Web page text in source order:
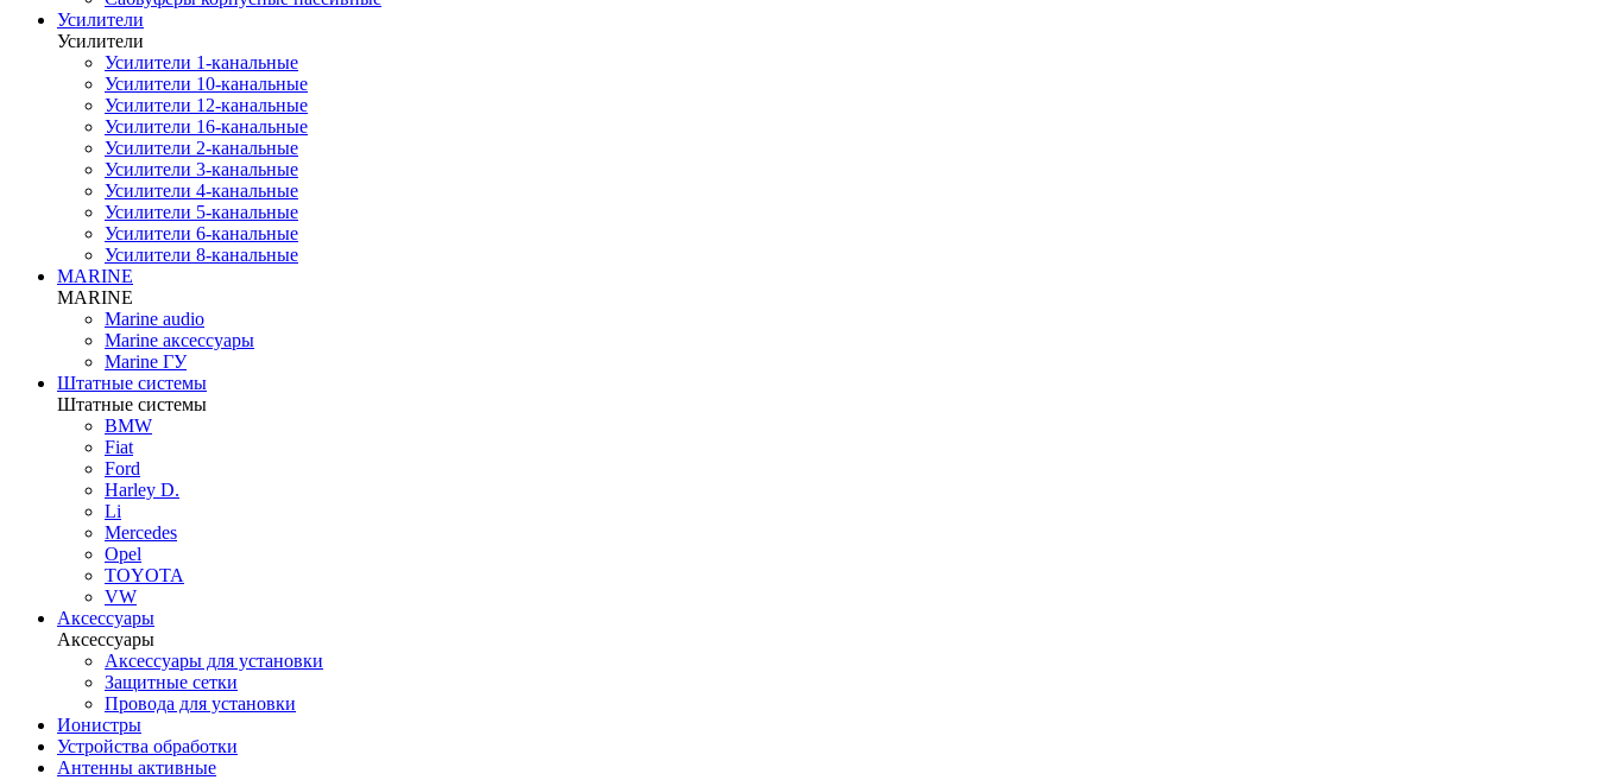
Усилители
Усилители
Усилители 1-канальные
Усилители 10-канальные
Усилители 12-канальные
Усилители 16-канальные
Усилители 2-канальные
Усилители 3-канальные
Усилители 4-канальные
Усилители 5-канальные
Усилители 6-канальные
Усилители 8-канальные
MARINE
MARINE
Marine audio
Marine аксессуары
Marine ГУ
Штатные системы
Штатные системы
BMW
Fiat
Ford
Harley D.
Li
Mercedes
Opel
TOYOTA
VW
Аксессуары
Аксессуары
Аксессуары для установки
Защитные сетки
Провода для установки
Ионистры
Устройства обработки
Антенны активные